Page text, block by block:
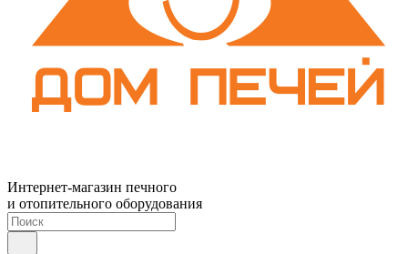
Интернет-магазин печного
и отопительного оборудования